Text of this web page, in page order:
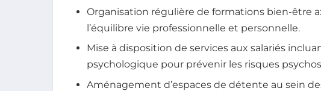
Organisation régulière de formations bien-être
l’équilibre vie professionnelle et personnelle.
Mise à disposition de services aux salariés
psychologique pour prévenir les risques
Aménagement d’espaces de détente au sein